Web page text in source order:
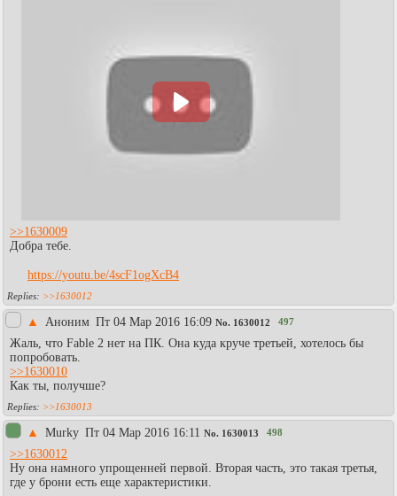
>>1630009
Добра тебе.
https://youtu.be/4scF1ogXcB4
>>1630012
▲ Аноним Пт 04 Мар 2016 16:09 No. 1630012 497
Жаль, что Fable 2 нет на ПК. Она куда круче третьей, хотелось бы
попробовать.
>>1630010
Как ты, получше?
>>1630013
▲ Murky Пт 04 Мар 2016 16:11 No. 1630013 498
>>1630012
Ну она намного упрощенней первой. Вторая часть, это такая третья,
где у брони есть еще характеристики.